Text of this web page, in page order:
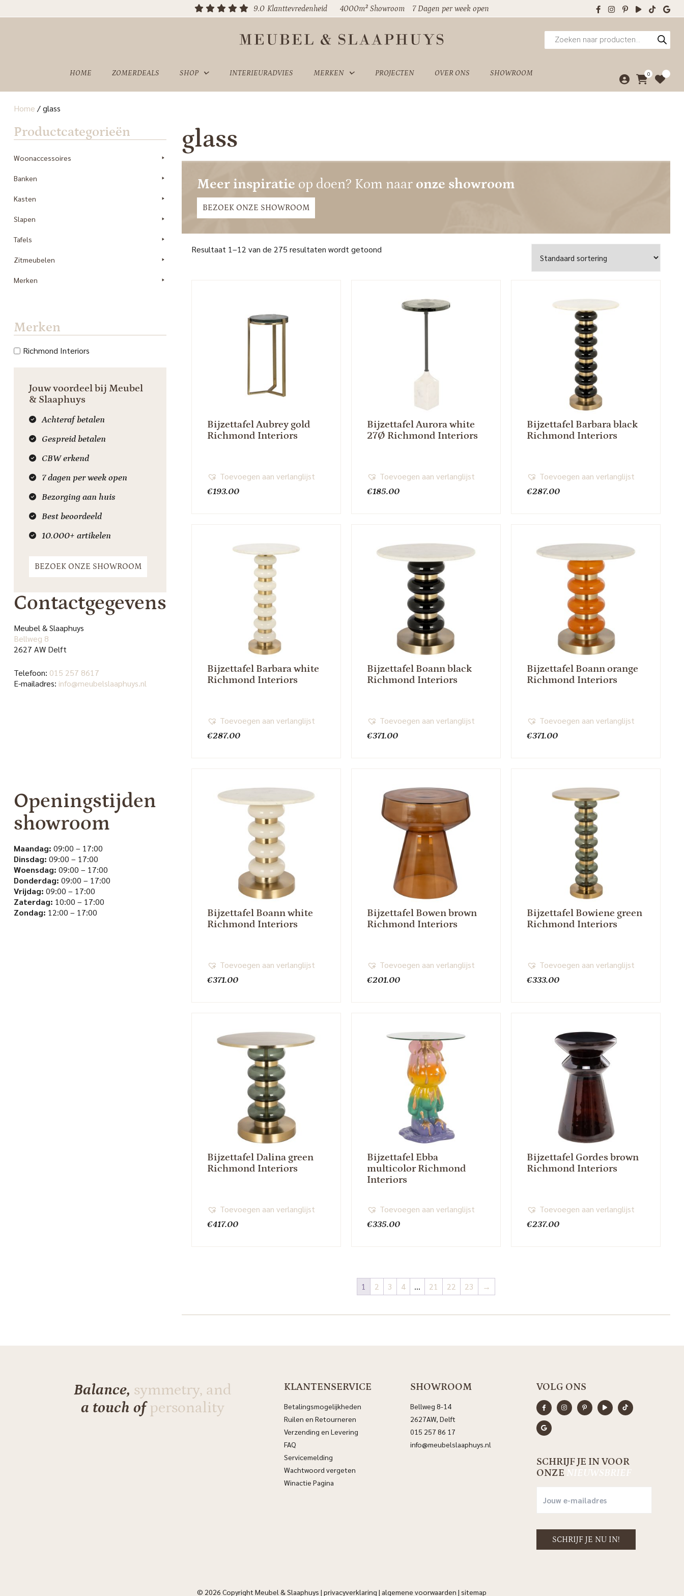
9.0 Klanttevredenheid 4000m² Showroom 7 Dagen per week open
Producten
zoeken
HOME ZOMERDEALS SHOP INTERIEURADVIES MERKEN PROJECTEN OVER ONS SHOWROOM 0
SHOWROOM
Home /glass
Productcategorieën
Woonaccessoires
Banken
Kasten
Slapen
Tafels
Zitmeubelen
Merken
Merken
Richmond Interiors
Jouw voordeel bij Meubel
& Slaaphuys
Achteraf betalen
Gespreid betalen
CBW erkend
7 dagen per week open
Bezorging aan huis
Best beoordeeld
10.000+ artikelen
BEZOEK ONZE SHOWROOM
Contactgegevens
Meubel & Slaaphuys
Bellweg 8
2627 AW Delft
Telefoon: 015 257 8617
E-mailadres: info@meubelslaaphuys.nl
Openingstijden
showroom
Maandag: 09:00 – 17:00
Dinsdag: 09:00 – 17:00
Woensdag: 09:00 – 17:00
Donderdag: 09:00 – 17:00
Vrijdag: 09:00 – 17:00
Zaterdag: 10:00 – 17:00
Zondag: 12:00 – 17:00
glass
Meer inspiratie op doen? Kom naar onze showroom
BEZOEK ONZE SHOWROOM
Resultaat 1–12 van de 275 resultaten wordt getoond
Bijzettafel Aubrey gold
Richmond Interiors
€193.00
Toevoegen aan verlanglijst
Bijzettafel Aurora white
27Ø Richmond Interiors
€185.00
Toevoegen aan verlanglijst
Bijzettafel Barbara black
Richmond Interiors
€287.00
Toevoegen aan verlanglijst
Bijzettafel Barbara white
Richmond Interiors
€287.00
Toevoegen aan verlanglijst
Bijzettafel Boann black
Richmond Interiors
€371.00
Toevoegen aan verlanglijst
Bijzettafel Boann orange
Richmond Interiors
€371.00
Toevoegen aan verlanglijst
Bijzettafel Boann white
Richmond Interiors
€371.00
Toevoegen aan verlanglijst
Bijzettafel Bowen brown
Richmond Interiors
€201.00
Toevoegen aan verlanglijst
Bijzettafel Bowiene green
Richmond Interiors
€333.00
Toevoegen aan verlanglijst
Bijzettafel Dalina green
Richmond Interiors
€417.00
Toevoegen aan verlanglijst
Bijzettafel Ebba
multicolor Richmond
Interiors
€335.00
Toevoegen aan verlanglijst
Bijzettafel Gordes brown
Richmond Interiors
€237.00
Toevoegen aan verlanglijst
1 2 3 4 … 21 22 23 →
Balance, symmetry, and
a touch ofpersonality
KLANTENSERVICE
Betalingsmogelijkheden
Ruilen en Retourneren
Verzending en Levering
FAQ
Servicemelding
Wachtwoord vergeten
Winactie Pagina
SHOWROOM
Bellweg 8-14
2627AW, Delft
015 257 86 17
info@meubelslaaphuys.nl
VOLG ONS
SCHRIJF JE IN VOOR
ONZE NIEUWSBRIEF
© 2026 Copyright Meubel & Slaaphuys |privacyverklaring | algemene voorwaarden |sitemap